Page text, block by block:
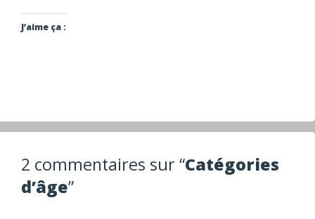
J’aime ça :
2 commentaires sur “Catégories
d’âge”